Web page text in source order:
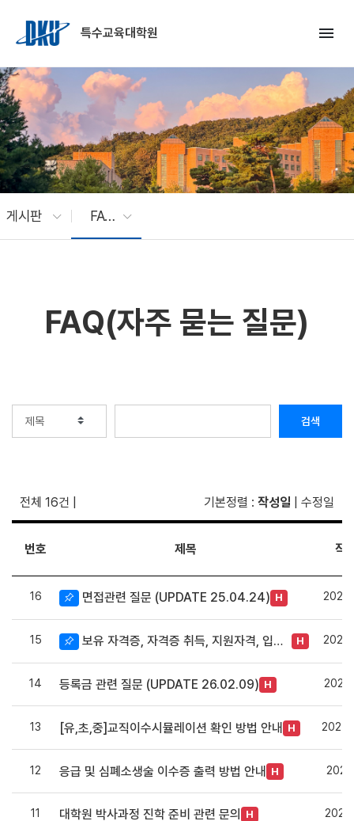
특수교육대학원
menu
게시판 FAQ(자주 묻는 질문)
FAQ(자주 묻는 질문)
검색
전체 16건 기본정렬 : 작성일 수정일
번호 제목 작
16 면접관련 질문 (UPDATE 25.04.24) H
15 보유 자격증, 자격증 취득, 지원자격, 입학 관련 질문 H
14 등록금 관련 질문 (UPDATE 26.02.09) H
13 [유,초,중]교직이수시뮬레이션 확인 방법 안내 H
12 응급 및 심폐소생술 이수증 출력 방법 안내 H
11 대학원 박사과정 진학 준비 관련 문의 H